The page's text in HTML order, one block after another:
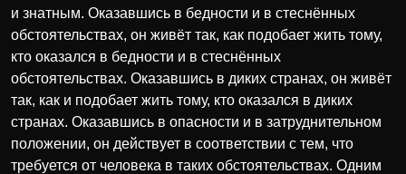
и знатным. Оказавшись в бедности и в стеснённых
обстоятельствах, он живёт так, как подобает жить тому,
кто оказался в бедности и в стеснённых
обстоятельствах. Оказавшись в диких странах, он живёт
так, как и подобает жить тому, кто оказался в диких
странах. Оказавшись в опасности и в затруднительном
положении, он действует в соответствии с тем, что
требуется от человека в таких обстоятельствах. Одним